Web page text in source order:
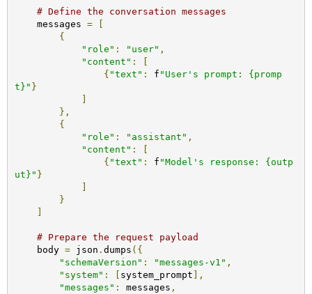
# Define the conversation messages
    messages
=
{
"role" : "user" ,
"content" :
{ "text" : f "User's prompt: {promp
t}" }
},
{
"role" : "assistant" ,
"content" :
{ "text" : f "Model's response: {outp
ut}" }
}
# Prepare the request payload
    body
= json . dumps ({
"schemaVersion" : "messages-v1" ,
"system" : system_prompt ],
"messages" : messages ,